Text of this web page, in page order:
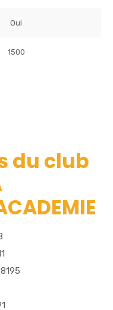
Oui
1500
du club